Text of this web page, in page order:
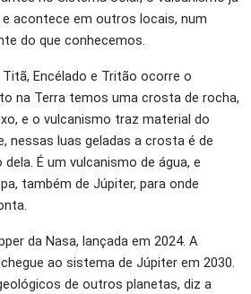
acontece em outros locais, num
do que conhecemos.
Encélado e Tritão ocorre o
na Terra temos uma crosta de rocha,
e o vulcanismo traz material do
nessas luas geladas a crosta é de
É um vulcanismo de água, e
também de Júpiter, para onde
da Nasa, lançada em 2024. A
ao sistema de Júpiter em 2030.
de outros planetas, diz a